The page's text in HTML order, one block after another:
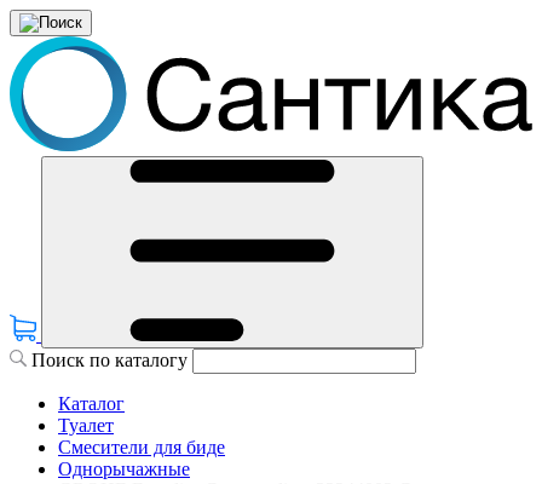
Поиск по каталогу
Каталог
Туалет
Смесители для биде
Однорычажные